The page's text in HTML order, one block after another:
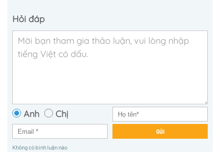
Hỏi đáp
Anh Chị
Gửi
Không có bình luận nào